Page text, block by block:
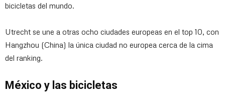
bicicletas del mundo.
Utrecht se une a otras ocho ciudades europeas en el top 10, con
Hangzhou (China) la única ciudad no europea cerca de la cima
del ranking.
México y las bicicletas